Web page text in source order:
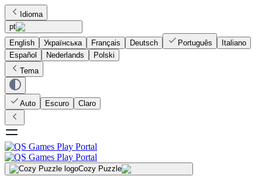
Idioma
pt
English
Українська Français Deutsch Português
Italiano
Español
Nederlands
Polski
Tema
Auto Escuro Claro
Cozy Puzzle